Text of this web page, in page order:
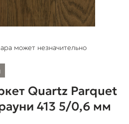
может незначительно
Quartz Parquet
413 5/0,6 мм